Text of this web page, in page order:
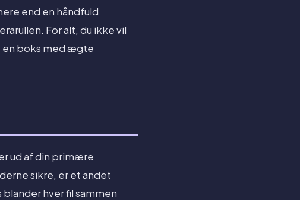
end en håndfuld
For alt, du ikke vil
en boks med ægte
ud af din primære
sikre, er et andet
hver fil sammen